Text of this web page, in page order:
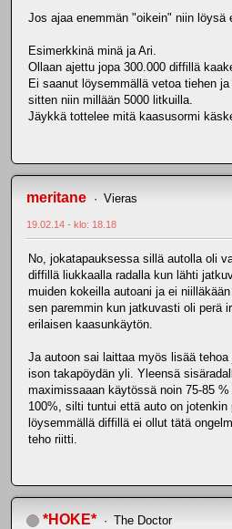
Jos ajaa enemmän "oikein" niin löysä
Esimerkkinä minä ja Ari.
Ollaan ajettu jopa 300.000 diffillä
Ei saanut löysemmällä vetoa tiehen
sitten niin millään 5000 litkuilla.
Jäykkä tottelee mitä kaasusormi
meritane Vieras
19.02.14 - klo: 18.18
No, jokatapauksessa sillä autolla oli
diffillä liukkaalla radalla kun lähti
muiden kokeilla autoani ja ei
sen paremmin kun jatkuvasti oli perä
erilaisen kaasunkäytön.
Ja autoon sai laittaa myös lisää
ison takapöydän yli. Yleensä
maximissaaan käytössä noin 75-85
100%, silti tuntui että auto on jotenkin
löysemmällä diffillä ei ollut tätä
teho riitti.
*HOKE* The Doctor